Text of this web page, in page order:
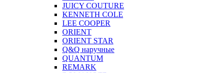
JUICY COUTURE
KENNETH COLE
LEE COOPER
ORIENT
ORIENT STAR
Q&Q наручные
QUANTUM
REMARK